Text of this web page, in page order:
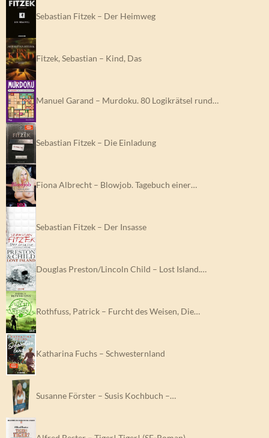
Sebastian Fitzek – Der Heimweg
Fitzek, Sebastian – Kind, Das
Manuel Garand – Murdoku. 80 Logikrätsel rund…
Sebastian Fitzek – Die Einladung
Fiona Albrecht – Blowjob. Tagebuch einer…
Sebastian Fitzek – Der Insasse
Douglas Preston/Lincoln Child – Lost Island.…
Rothfuss, Patrick – Furcht des Weisen, Die…
Katharina Fuchs – Schwesternland
Susanne Förster – Susis Kochbuch –…